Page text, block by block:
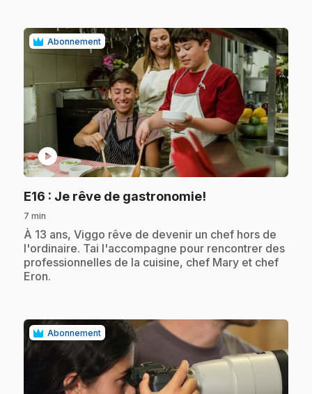
Abonnement
play_circle
E16 : Je rêve de gastronomie!
7 min
.À 13 ans, Viggo rêve de devenir un chef hors de
l'ordinaire. Tai l'accompagne pour rencontrer des
professionnelles de la cuisine, chef Mary et chef
Eron.
Abonnement